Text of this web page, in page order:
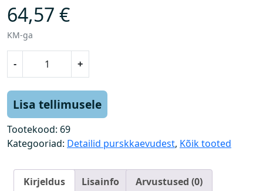
64,57 €
KM-ga
-
p
i
k
+
Lisa tellimusele
Tootekood: 69
Kategooriad: Detailid purskkaevudest, Kõik tooted
Kirjeldus Lisainfo Arvustused (0)